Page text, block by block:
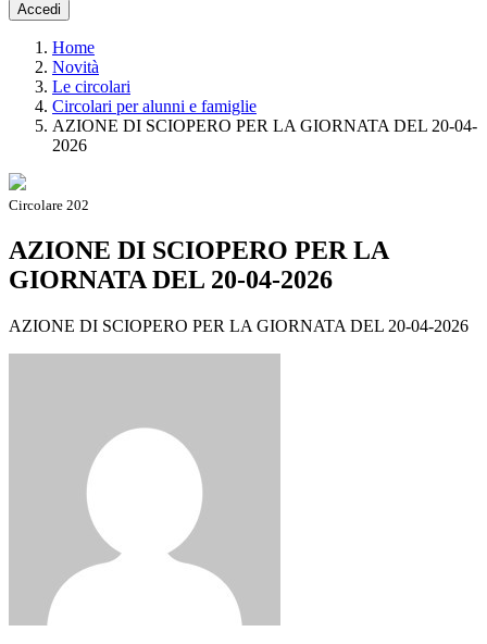
Accedi
Home
Novità
Le circolari
Circolari per alunni e famiglie
AZIONE DI SCIOPERO PER LA GIORNATA DEL 20-04-
2026
Circolare 202
AZIONE DI SCIOPERO PER LA
GIORNATA DEL 20-04-2026
AZIONE DI SCIOPERO PER LA GIORNATA DEL 20-04-2026